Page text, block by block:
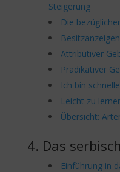
Steigerung
Die
Attributiver
Prädikativer
Ich bin
Leicht zu
Übersicht:
4. Das
Einführung in